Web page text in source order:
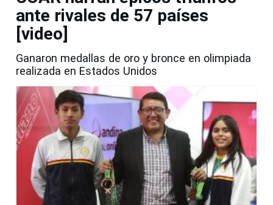
ante rivales de 57 países
[video]
Ganaron medallas de oro y bronce en olimpiada
realizada en Estados Unidos